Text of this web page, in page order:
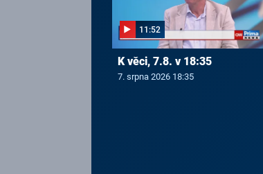
11:52
K věci, 7.8. v 18:35
7. srpna 2026 18:35